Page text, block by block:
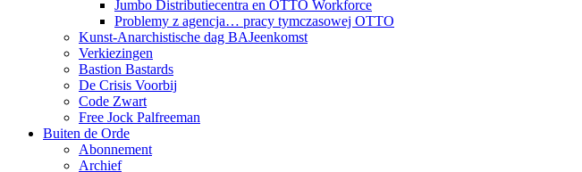
Jumbo Distributiecentra en OTTO Workforce
Problemy z agencja… pracy tymczasowej OTTO
Kunst-Anarchistische dag BAJeenkomst
Verkiezingen
Bastion Bastards
De Crisis Voorbij
Code Zwart
Free Jock Palfreeman
Buiten de Orde
Abonnement
Archief